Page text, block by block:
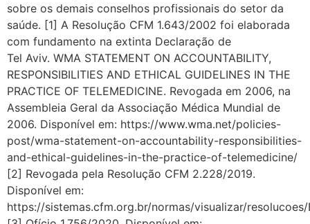
sobre os demais conselhos profissionais do setor da
saúde. [1] A Resolução CFM 1.643/2002 foi elaborada
com fundamento na extinta Declaração de
Tel Aviv. WMA STATEMENT ON ACCOUNTABILITY,
RESPONSIBILITIES AND ETHICAL GUIDELINES IN THE
PRACTICE OF TELEMEDICINE. Revogada em 2006, na
Assembleia Geral da Associação Médica Mundial de
2006. Disponível em: https://www.wma.net/policies-
post/wma-statement-on-accountability-responsibilities-
and-ethical-guidelines-in-the-practice-of-telemedicine/
[2] Revogada pela Resolução CFM 2.228/2019.
Disponível em:
https://sistemas.cfm.org.br/normas/visualizar/